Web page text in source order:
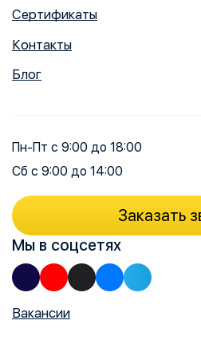
Сертификаты
Контакты
Блог
Мы в соцсетях
Вакансии
Пн-Пт с 9:00 до 18:00
Сб с 9:00 до 14:00
Заказать